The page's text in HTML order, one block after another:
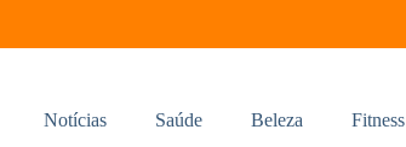
Notícias Saúde Beleza Fitness